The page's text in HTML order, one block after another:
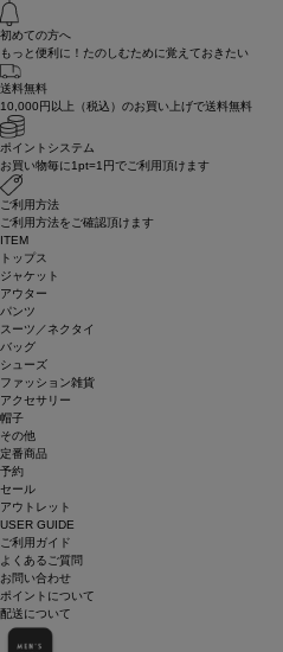
初めての方へ
もっと便利に！たのしむために覚えておきたい
送料無料
10,000円以上（税込）のお買い上げで送料無料
ポイントシステム
お買い物毎に1pt=1円でご利用頂けます
ご利用方法
ご利用方法をご確認頂けます
ITEM
トップス
ジャケット
アウター
パンツ
スーツ／ネクタイ
バッグ
シューズ
ファッション雑貨
アクセサリー
帽子
その他
定番商品
予約
セール
アウトレット
USER GUIDE
ご利用ガイド
よくあるご質問
お問い合わせ
ポイントについて
配送について